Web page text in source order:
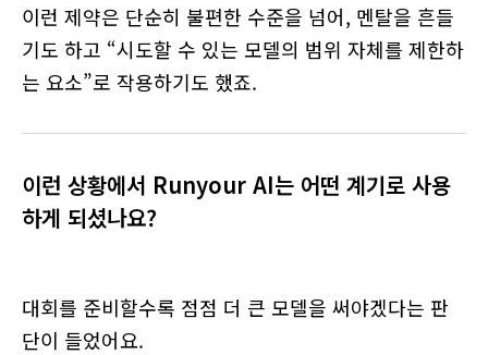
이런 제약은 단순히 불편한 수준을 넘어, 멘탈을 흔들
기도 하고 “시도할 수 있는 모델의 범위 자체를 제한하
는 요소”로 작용하기도 했죠.
이런 상황에서 Runyour AI는 어떤 계기로 사용
하게 되셨나요?
대회를 준비할수록 점점 더 큰 모델을 써야겠다는 판
단이 들었어요.